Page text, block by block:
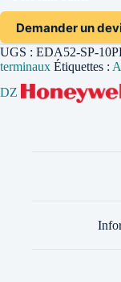
Demander un
UGS : EDA52-SP-
terminaux Étiquettes :
DZ